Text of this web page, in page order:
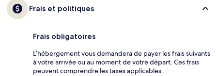
Frais et politiques
Frais obligatoires
L’hébergement vous demandera de payer les frais suivants
à votre arrivée ou au moment de votre départ. Ces frais
peuvent comprendre les taxes applicables :